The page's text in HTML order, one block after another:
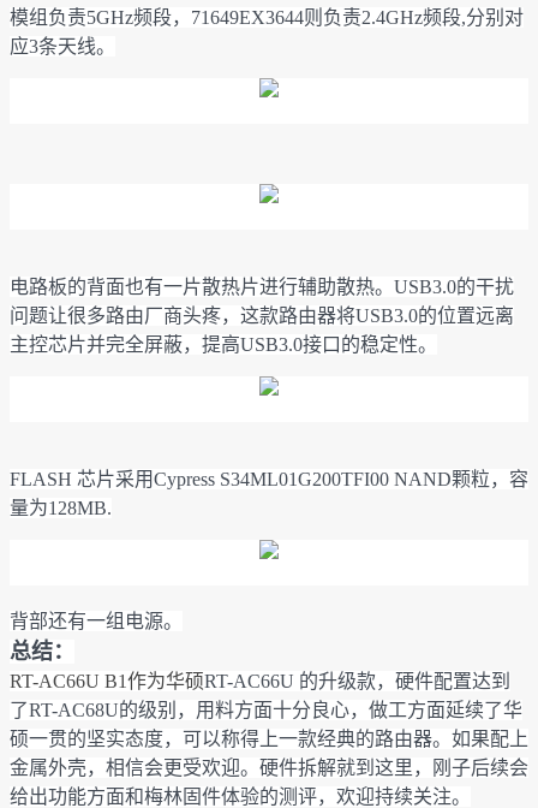
模组负责5GHz频段，71649EX3644则负责2.4GHz频段,分别对
应3条天线。
电路板的背面也有一片散热片进行辅助散热。USB3.0的干扰
问题让很多路由厂商头疼，这款路由器将USB3.0的位置远离
主控芯片并完全屏蔽，提高USB3.0接口的稳定性。
FLASH 芯片采用Cypress S34ML01G200TFI00 NAND颗粒，容
量为128MB.
背部还有一组电源。
总结：
RT-AC66U B1作为华硕RT-AC66U 的升级款，硬件配置达到
了RT-AC68U的级别，用料方面十分良心，做工方面延续了华
硕一贯的坚实态度，可以称得上一款经典的路由器。如果配上
金属外壳，相信会更受欢迎。硬件拆解就到这里，刚子后续会
给出功能方面和梅林固件体验的测评，欢迎持续关注。